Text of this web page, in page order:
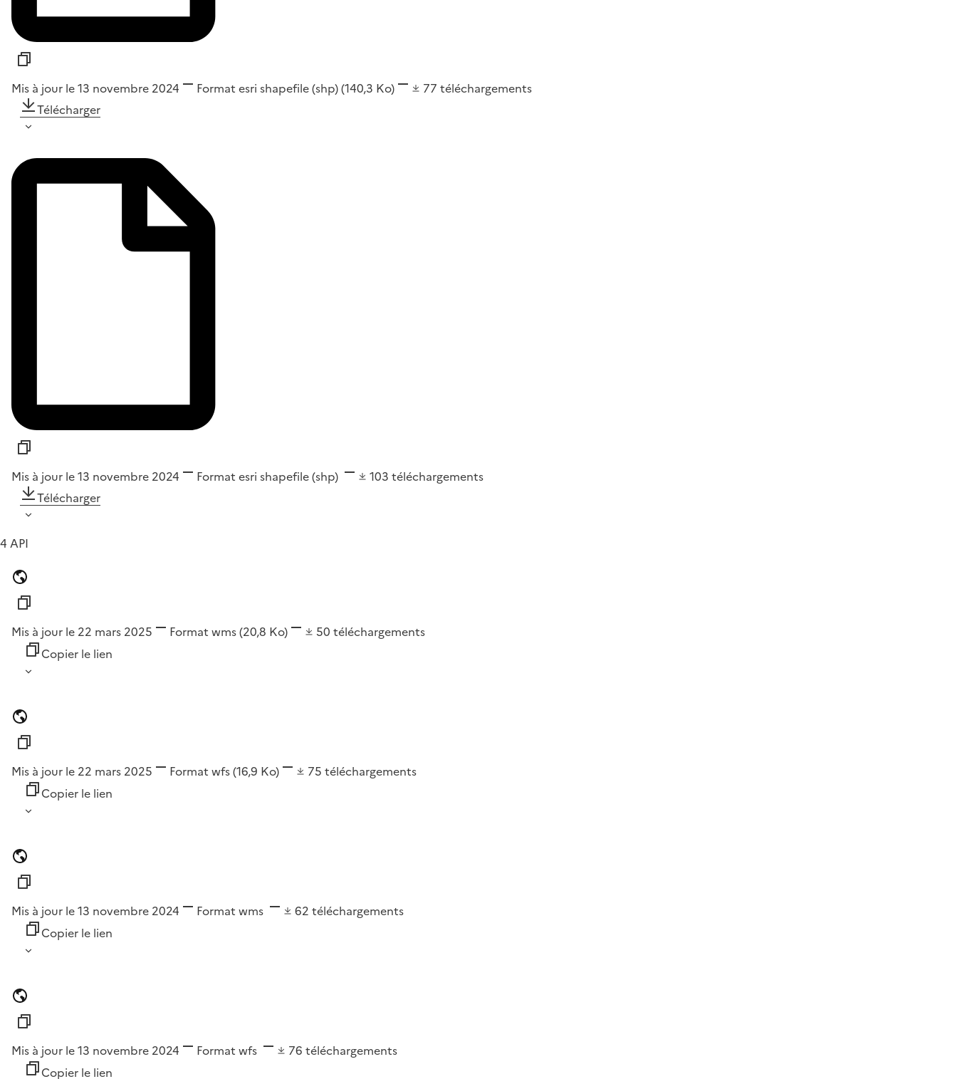
Mis à jour le 13 novembre 2024 Format esri shapefile (shp)(140,3 Ko) 77 téléchargements
Télécharger
Mis à jour le 13 novembre 2024 Format esri shapefile (shp) 103 téléchargements
Télécharger
4 API
Mis à jour le 22 mars 2025 Format wms(20,8 Ko) 50 téléchargements
Copier le lien
Mis à jour le 22 mars 2025 Format wfs(16,9 Ko) 75 téléchargements
Copier le lien
Mis à jour le 13 novembre 2024 Format wms 62 téléchargements
Copier le lien
Mis à jour le 13 novembre 2024 Format wfs 76 téléchargements
Copier le lien